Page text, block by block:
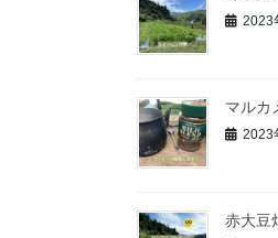
2023
マルカ
2023
赤大豆